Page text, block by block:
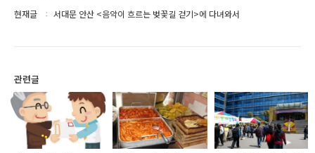
현재글 서대문 안산 <음악이 흐르는 벚꽃길 걷기>에 다녀와서
관련글